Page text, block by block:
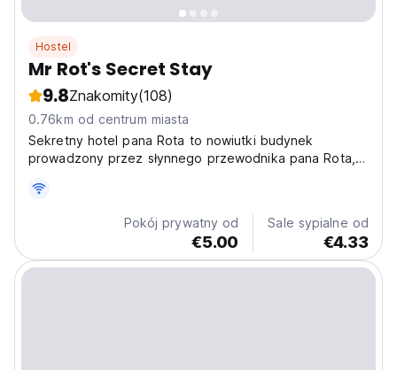
Hostel
Mr Rot's Secret Stay
9.8Znakomity(108)
0.76km od centrum miasta
Sekretny hotel pana Rota to nowiutki budynek
prowadzony przez słynnego przewodnika pana Rota,
Pokój prywatny od
€5.00
Sale sypialne od
€4.33